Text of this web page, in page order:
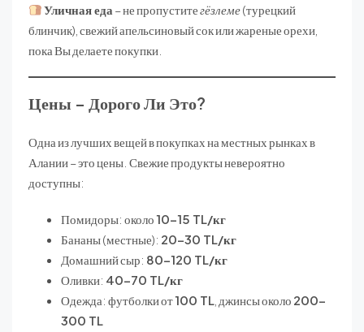
Уличная еда – не пропуститегёзлеме(турецкий
блинчик), свежий апельсиновый сок или жареные орехи,
пока Вы делаете покупки.
Цены – Дорого Ли Это?
Одна из лучших вещей в покупках на местных рынках в
Алании – это цены. Свежие продукты невероятно
доступны:
Помидоры: около10-15 TL/кг
Бананы (местные): 20-30 TL/кг
Домашний сыр: 80-120 TL/кг
Оливки: 40-70 TL/кг
Одежда: футболки от100 TL , джинсы около 200-
300 TL